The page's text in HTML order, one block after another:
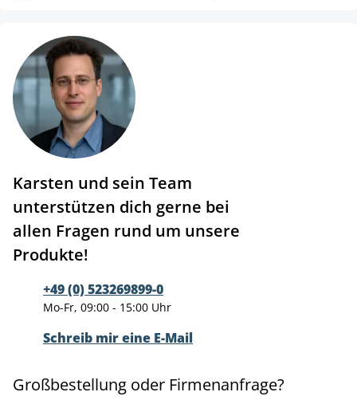
Karsten und sein Team
unterstützen dich gerne bei
allen Fragen rund um unsere
Produkte!
+49 (0) 523269899-0
Mo-Fr, 09:00 - 15:00 Uhr
Schreib mir eine E-Mail
Großbestellung oder Firmenanfrage?